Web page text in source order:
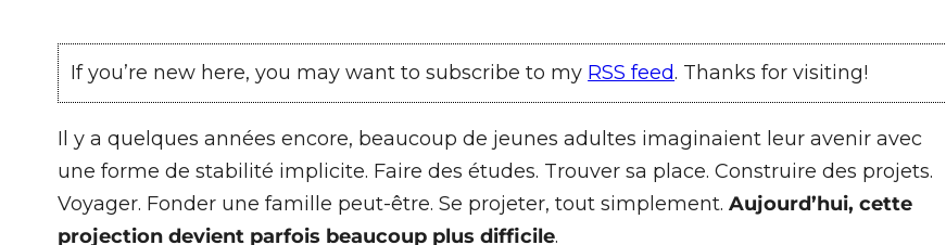
If you’re new here, you may want to subscribe to my RSS feed. Thanks for visiting!
Il y a quelques années encore, beaucoup de jeunes adultes imaginaient leur avenir avec
une forme de stabilité implicite. Faire des études. Trouver sa place. Construire des projets.
Voyager. Fonder une famille peut-être. Se projeter, tout simplement. Aujourd’hui, cette
projection devient parfois beaucoup plus difficile.